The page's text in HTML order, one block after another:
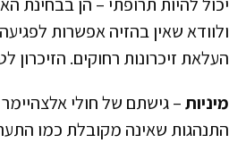
יכול להיות תרופתי – הן בבחינת
ולוודא שאין בהזיה אפשרות
העלאת זיכרונות רחוקים.
מיניות– גישתם של חולי
התנהגות שאינה מקובלת כמו